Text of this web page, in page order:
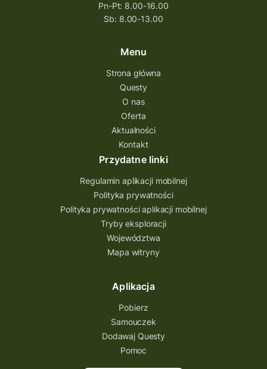
questing wielkopolska
Questing Przecławski
Questing Łódzkie
questing gry terenowe
Quest Świętokrzyskie
quest na szlaku Przygody
Quest Bolestraszyce
Quest Arboretum
Przecław Quest
projekt
Pogórze Dynowskie
Partnerstwo Questingu
Park Etnograficzny w Tokarni
Park Etnograficzny
natura
mazowieckie
Hutniczy Ostrowiec
gry terenowe
gry edukacyjne
Pn-Pt: 8.00-16.00
Sb: 8.00-13.00
Menu
Strona główna
Questy
O nas
Oferta
Aktualności
Kontakt
Przydatne linki
Regulamin aplikacji mobilnej
Polityka prywatności
Polityka prywatności aplikacji mobilnej
Tryby eksploracji
Województwa
Mapa witryny
Aplikacja
Pobierz
Samouczek
Dodawaj Questy
Pomoc